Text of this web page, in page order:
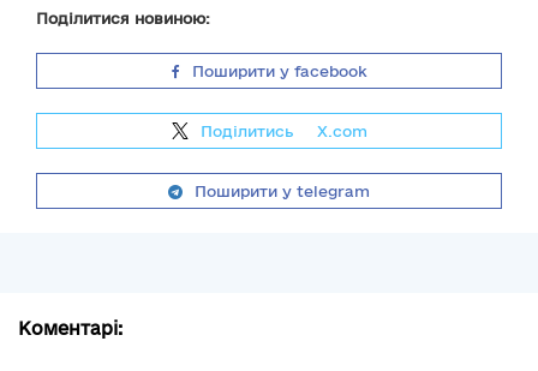
Поділитися новиною:
Поширити у facebook
Поділитись X.com
Поширити у telegram
Коментарі: